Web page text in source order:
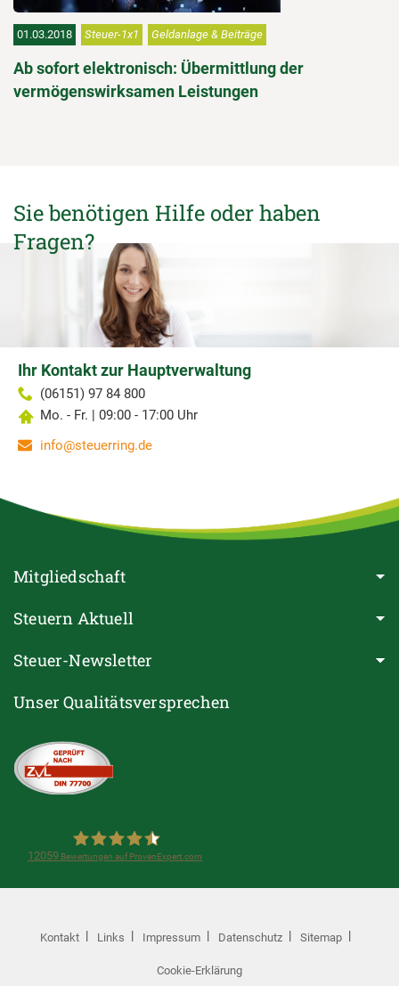
01.03.2018 Steuer-1x1 Geldanlage & Beiträge
Ab sofort elektronisch: Übermittlung der
vermögenswirksamen Leistungen
Sie benötigen Hilfe oder haben
Fragen?
Ihr Kontakt zur Hauptverwaltung
(06151) 97 84 800
Mo. - Fr. | 09:00 - 17:00 Uhr
info@steuerring.de
Mitgliedschaft
Steuern Aktuell
Steuer-Newsletter
Unser Qualitätsversprechen
Steuerring e.V.(Lohnsteuerhilfeverein)
12059 Bewertungen auf ProvenExpert.com
Kontakt Links Impressum Datenschutz Sitemap
Cookie-Erklärung